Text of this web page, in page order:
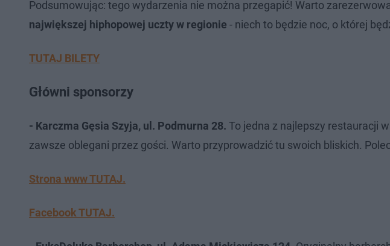
Podsumowując: tego wydarzenia nie można przegapić! Warto
największej hiphopowej uczty w regionie - niech to będzie noc, o której
TUTAJ BILETY
Główni sponsorzy
- Karczma Gęsia Szyja, ul. Podmurna 28. To jedna z najlepszy restauracji
zawsze oblegani przez gości. Warto przyprowadzić tu swoich bliskich.
Strona www TUTAJ.
Facebook TUTAJ.